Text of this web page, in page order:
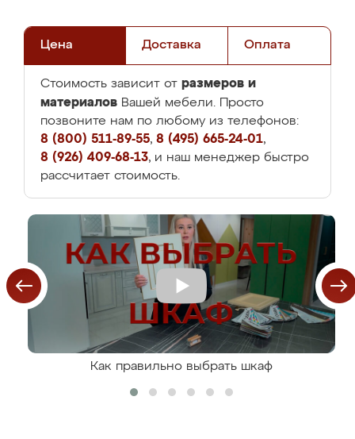
Цена Доставка Оплата
Стоимость зависит от размеров и
материалов Вашей мебели. Просто
позвоните нам по любому из телефонов:
8 (800) 511-89-55, 8 (495) 665-24-01,
8 (926) 409-68-13, и наш менеджер быстро
рассчитает стоимость.
Как правильно выбрать шкаф